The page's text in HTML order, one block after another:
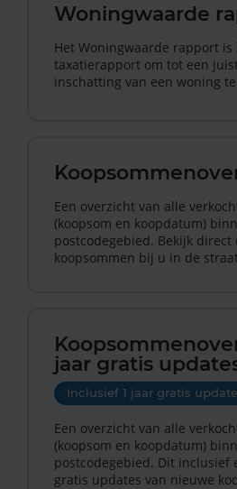
Woningwaarde
Het Woningwaarde rapport is
taxatierapport om tot een
inschatting van een woning
Een overzicht van alle
(koopsom en koopdatum)
postcodegebied. Bekijk direct
koopsommen bij u in de
jaar gratis
Inclusief 1 jaar gratis
Een overzicht van alle
(koopsom en koopdatum)
postcodegebied. Dit inclusief
gratis updates van nieuwe